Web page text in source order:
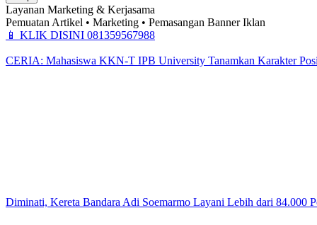
Layanan Marketing & Kerjasama
Pemuatan Artikel • Marketing • Pemasangan Banner Iklan
📱 KLIK DISINI 081359567988
CERIA: Mahasiswa KKN-T IPB University Tanamkan Karakter
Diminati, Kereta Bandara Adi Soemarmo Layani Lebih dari 84.000